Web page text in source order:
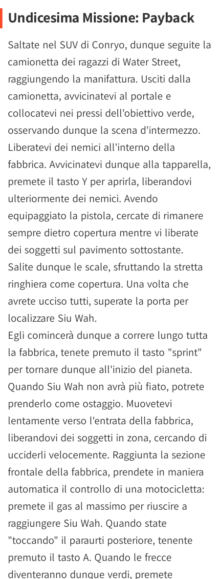
Undicesima Missione: Payback
Saltate nel SUV di Conryo, dunque seguite la
camionetta dei ragazzi di Water Street,
raggiungendo la manifattura. Usciti dalla
camionetta, avvicinatevi al portale e
collocatevi nei pressi dell'obiettivo verde,
osservando dunque la scena d'intermezzo.
Liberatevi dei nemici all'interno della
fabbrica. Avvicinatevi dunque alla tapparella,
premete il tasto Y per aprirla, liberandovi
ulteriormente dei nemici. Avendo
equipaggiato la pistola, cercate di rimanere
sempre dietro copertura mentre vi liberate
dei soggetti sul pavimento sottostante.
Salite dunque le scale, sfruttando la stretta
ringhiera come copertura. Una volta che
avrete ucciso tutti, superate la porta per
localizzare Siu Wah.
Egli comincerà dunque a correre lungo tutta
la fabbrica, tenete premuto il tasto "sprint"
per tornare dunque all'inizio del pianeta.
Quando Siu Wah non avrà più fiato, potrete
prenderlo come ostaggio. Muovetevi
lentamente verso l'entrata della fabbrica,
liberandovi dei soggetti in zona, cercando di
ucciderli velocemente. Raggiunta la sezione
frontale della fabbrica, prendete in maniera
automatica il controllo di una motocicletta:
premete il gas al massimo per riuscire a
raggiungere Siu Wah. Quando state
"toccando" il paraurti posteriore, tenente
premuto il tasto A. Quando le frecce
diventeranno dunque verdi, premete